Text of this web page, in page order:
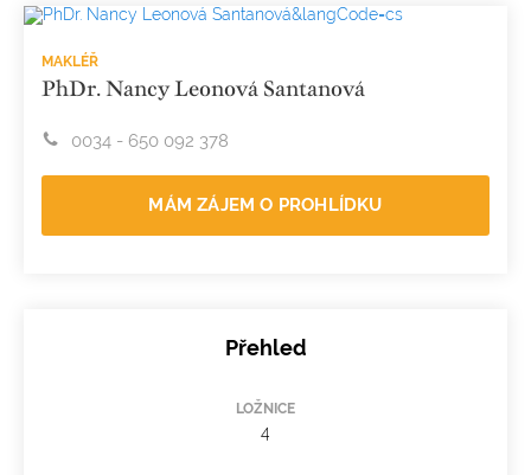
MAKLÉŘ
PhDr. Nancy Leonová Santanová
0034 - 650 092 378
MÁM ZÁJEM O PROHLÍDKU
Přehled
LOŽNICE
4